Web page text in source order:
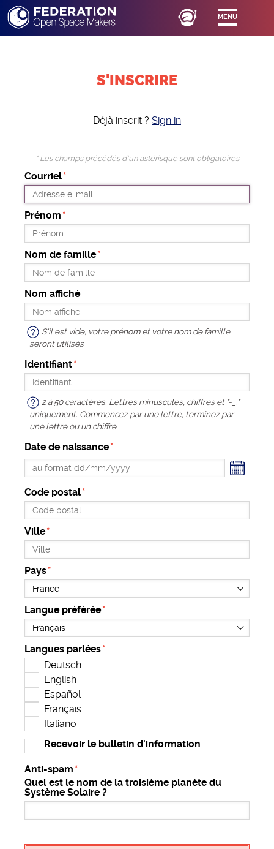
MENU
S'INSCRIRE
Déjà inscrit ? Sign in
* Les champs précédés d'un astérisque sont obligatoires
Courriel
Prénom
Nom de famille
Nom affiché
S'il est vide, votre prénom et votre nom de famille
seront utilisés
Identifiant
2 à 50 caractères. Lettres minuscules, chiffres et "-_."
uniquement. Commencez par une lettre, terminez par
une lettre ou un chiffre.
Date de naissance
Code postal
Ville
Pays
Langue préférée
Langues parlées
Deutsch
English
Español
Français
Italiano
Recevoir le bulletin d'information
Anti-spam
Quel est le nom de la troisième planète du
Système Solaire ?